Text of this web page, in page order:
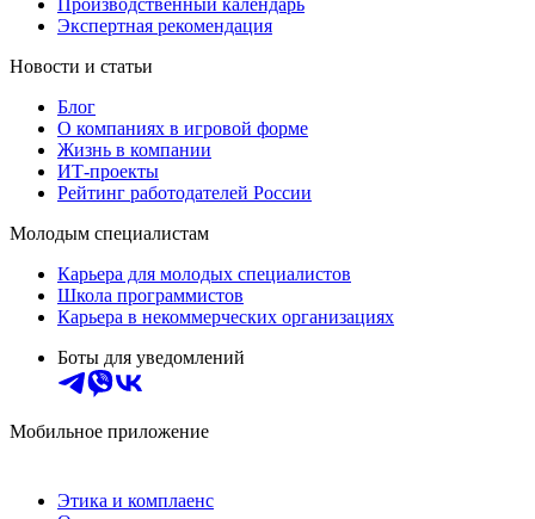
Производственный календарь
Экспертная рекомендация
Новости и статьи
Блог
О компаниях в игровой форме
Жизнь в компании
ИТ-проекты
Рейтинг работодателей России
Молодым специалистам
Карьера для молодых специалистов
Школа программистов
Карьера в некоммерческих организациях
Боты для уведомлений
Мобильное приложение
Этика и комплаенс